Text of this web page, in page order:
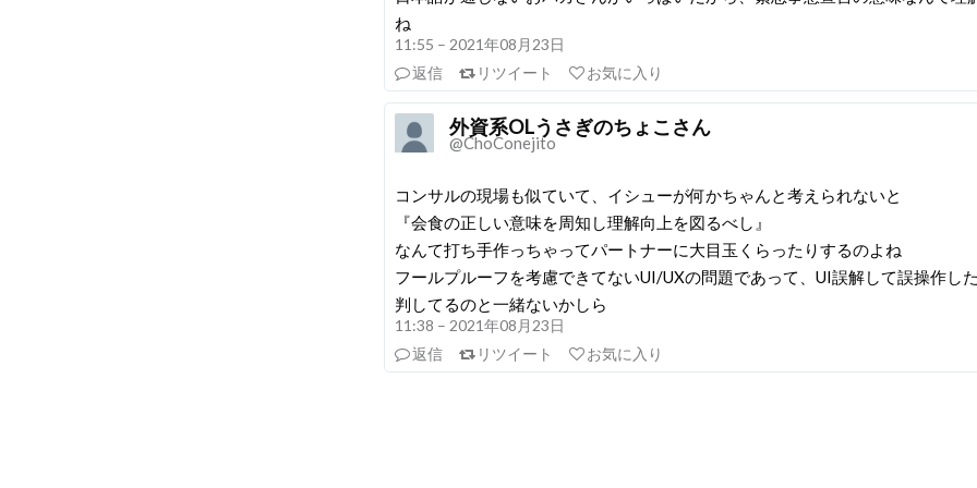
ね
11:55 – 2021年08月23日
返信
リツイート お気に入り
外資系OLうさぎのちょこさん
@ChoConejito
コンサルの現場も似ていて、イシューが何かちゃんと考えられないと
『会食の正しい意味を周知し理解向上を図るべし』
なんて打ち手作っちゃってパートナーに大目玉くらったりするのよね
フールプルーフを考慮できてないUI/UXの問題であって、UI誤解して誤操作し
判してるのと一緒ないかしら
11:38 – 2021年08月23日
返信
リツイート お気に入り